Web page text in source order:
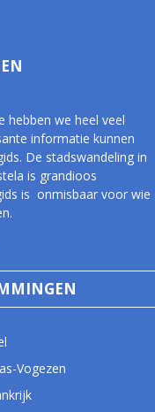
hebben we heel veel
informatie kunnen
De stadswandeling in
is grandioos
is onmisbaar voor wie
Vogezen